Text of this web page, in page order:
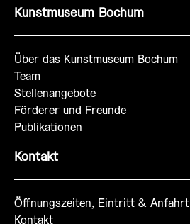
Kunstmuseum Bochum
Über das Kunstmuseum Bochum
Team
Stellenangebote
Förderer und Freunde
Publikationen
Kontakt
Öffnungszeiten, Eintritt & Anfahrt
Kontakt